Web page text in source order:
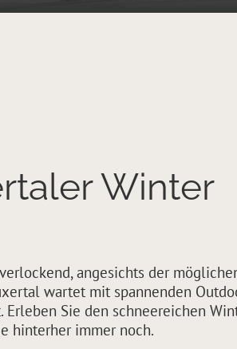
Winter
angesichts der
wartet mit spannenden
Sie den schneereichen
hinterher immer noch.